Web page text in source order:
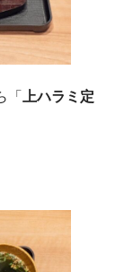
「上ハラミ定